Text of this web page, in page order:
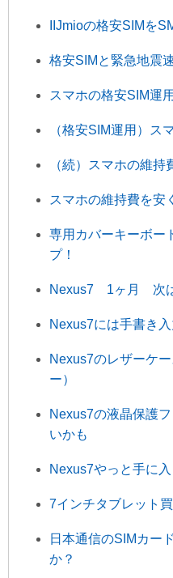
IIJmioの格安SIMを
格安SIMと緊急地震
スマホの格安SIM運
（格安SIM運用）ス
（続）スマホの維持
スマホの維持費を安
専用カバーキーボー
プ！
Nexus7 1ヶ月 次
Nexus7には手書き入
Nexus7のレザーケ
ー）
Nexus7の液晶保護
いかも
Nexus7やっと手に入
7インチタブレット
日本通信のSIMカー
か？